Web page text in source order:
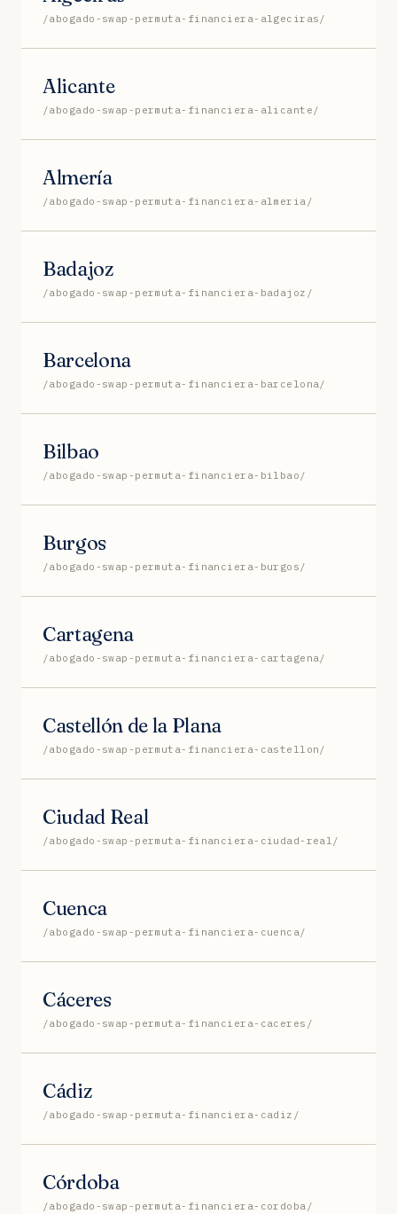
/abogado-swap-permuta-financiera-algeciras/
Alicante
/abogado-swap-permuta-financiera-alicante/
Almería
/abogado-swap-permuta-financiera-almeria/
Badajoz
/abogado-swap-permuta-financiera-badajoz/
Barcelona
/abogado-swap-permuta-financiera-barcelona/
Bilbao
/abogado-swap-permuta-financiera-bilbao/
Burgos
/abogado-swap-permuta-financiera-burgos/
Cartagena
/abogado-swap-permuta-financiera-cartagena/
Castellón de la Plana
/abogado-swap-permuta-financiera-castellon/
Ciudad Real
/abogado-swap-permuta-financiera-ciudad-real/
Cuenca
/abogado-swap-permuta-financiera-cuenca/
Cáceres
/abogado-swap-permuta-financiera-caceres/
Cádiz
/abogado-swap-permuta-financiera-cadiz/
Córdoba
/abogado-swap-permuta-financiera-cordoba/